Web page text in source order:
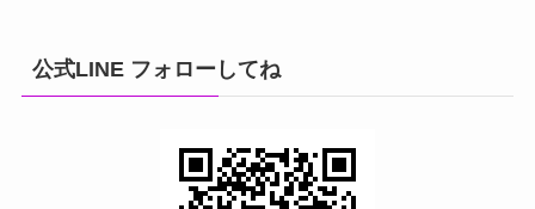
公式LINE フォローしてね